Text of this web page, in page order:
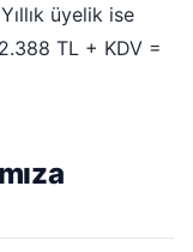
üyelik ise
TL + KDV =